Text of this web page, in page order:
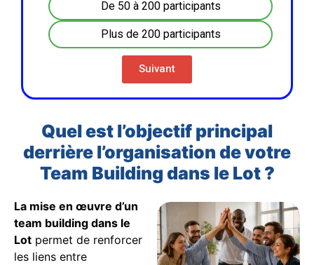
De 50 à 200 participants
Plus de 200 participants
Suivant
Quel est l’objectif principal
derrière l’organisation de votre
Team Building dans le Lot ?
La mise en œuvre d’un
team building dans le
Lot permet de renforcer
les liens entre